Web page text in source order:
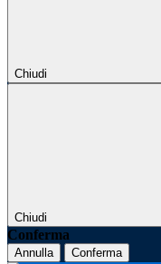
Chiudi
Chiudi
Conferma
Annulla Conferma